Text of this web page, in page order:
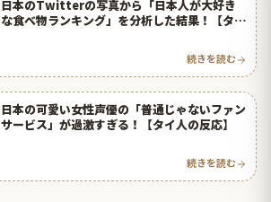
日本のTwitterの写真から「日本人が大好き
な食べ物ランキング」を分析した結果！【タイ
続きを読む
日本の可愛い女性声優の「普通じゃないファン
サービス」が過激すぎる！【タイ人の反応】
続きを読む